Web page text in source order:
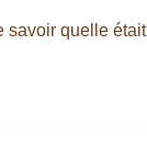
quelle